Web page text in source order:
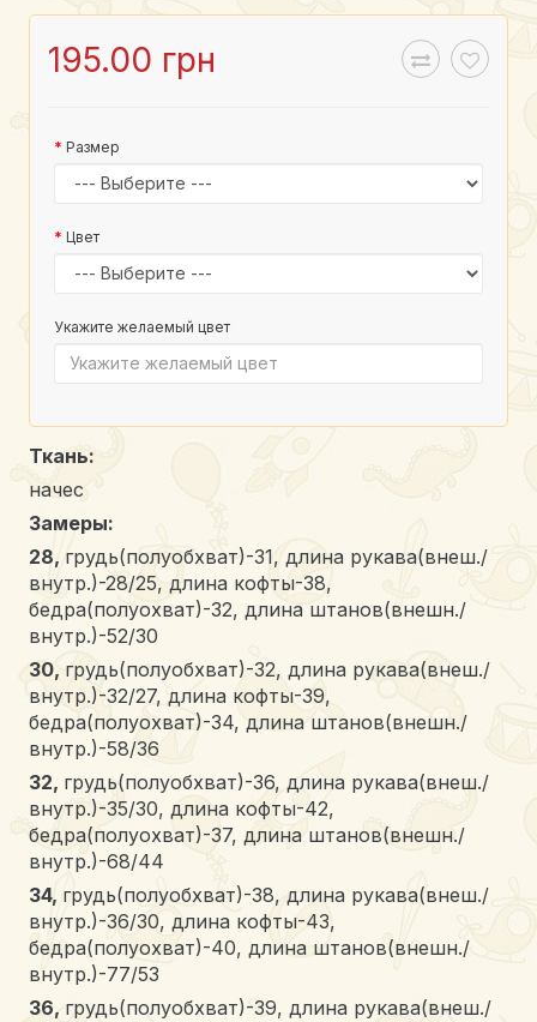
195.00 грн
Размер
Цвет
Укажите желаемый цвет
Ткань:
начес
Замеры:
28, грудь(полуобхват)-31, длина рукава(внеш./
внутр.)-28/25, длина кофты-38,
бедра(полуохват)-32, длина штанов(внешн./
внутр.)-52/30
30, грудь(полуобхват)-32, длина рукава(внеш./
внутр.)-32/27, длина кофты-39,
бедра(полуохват)-34, длина штанов(внешн./
внутр.)-58/36
32, грудь(полуобхват)-36, длина рукава(внеш./
внутр.)-35/30, длина кофты-42,
бедра(полуохват)-37, длина штанов(внешн./
внутр.)-68/44
34, грудь(полуобхват)-38, длина рукава(внеш./
внутр.)-36/30, длина кофты-43,
бедра(полуохват)-40, длина штанов(внешн./
внутр.)-77/53
36, грудь(полуобхват)-39, длина рукава(внеш./